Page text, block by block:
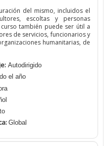
del mismo, incluidos el
escoltas y personas
también puede ser útil a
de servicios, funcionarios y
humanitarias, de
Autodirigido
el año
: Global